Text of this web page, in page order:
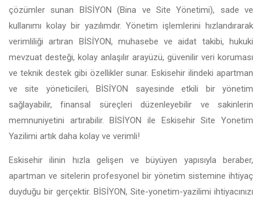
çözümler sunan BİSİYON (Bina ve Site Yönetimi), sade ve
kullanımı kolay bir yazılımdır. Yönetim işlemlerini hızlandırarak
verimliliği artıran BİSİYON, muhasebe ve aidat takibi, hukuki
mevzuat desteği, kolay anlaşılır arayüzü, güvenilir veri koruması
ve teknik destek gibi özellikler sunar. Eskisehir ilindeki apartman
ve site yöneticileri, BİSİYON sayesinde etkili bir yönetim
sağlayabilir, finansal süreçleri düzenleyebilir ve sakinlerin
memnuniyetini artırabilir. BİSİYON ile Eskisehir Site Yonetim
Yazilimi artık daha kolay ve verimli!
Eskisehir ilinin hızla gelişen ve büyüyen yapısıyla beraber,
apartman ve sitelerin profesyonel bir yönetim sistemine ihtiyaç
duyduğu bir gerçektir. BİSİYON, Site-yonetim-yazilimi ihtiyacınızı